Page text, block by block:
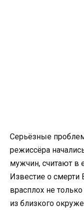
Серьёзные
режиссёра
мужчин, считают в
Известие о
врасплох не
из близкого